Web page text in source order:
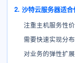
2. 沙特云服务器适合
注重主机服务性价
需要快速实现分
对业务的弹性扩